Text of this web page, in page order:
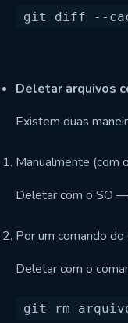
Deletar arquivos
Existem duas
Manualmente (com
Deletar com o SO
Por um comando do
Deletar com o